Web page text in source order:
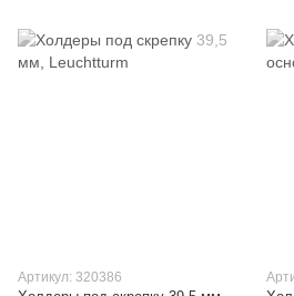
Артикул: 320386